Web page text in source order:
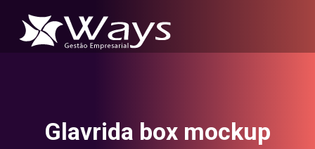
Glavrida box mockup